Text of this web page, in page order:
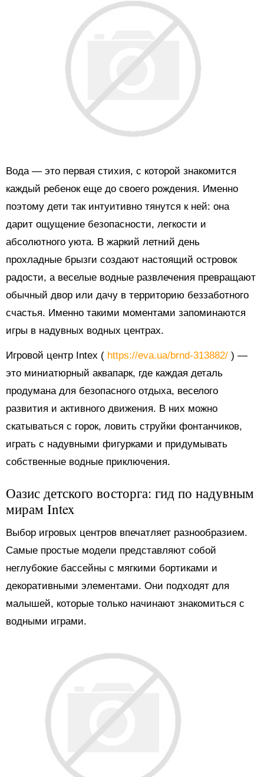
Вода — это первая стихия, с которой знакомится
каждый ребенок еще до своего рождения. Именно
поэтому дети так интуитивно тянутся к ней: она
дарит ощущение безопасности, легкости и
абсолютного уюта. В жаркий летний день
прохладные брызги создают настоящий островок
радости, а веселые водные развлечения превращают
обычный двор или дачу в территорию беззаботного
счастья. Именно такими моментами запоминаются
игры в надувных водных центрах.
Игровой центр Intex ( https://eva.ua/brnd-313882/ ) —
это миниатюрный аквапарк, где каждая деталь
продумана для безопасного отдыха, веселого
развития и активного движения. В них можно
скатываться с горок, ловить струйки фонтанчиков,
играть с надувными фигурками и придумывать
собственные водные приключения.
Оазис детского восторга: гид по надувным
мирам Intex
Выбор игровых центров впечатляет разнообразием.
Самые простые модели представляют собой
неглубокие бассейны с мягкими бортиками и
декоративными элементами. Они подходят для
малышей, которые только начинают знакомиться с
водными играми.